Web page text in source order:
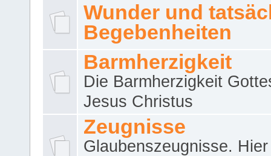
Wunder und
Begebenheiten
Barmherzigkeit
Die Barmherzigkeit
Jesus Christus
Zeugnisse
Glaubenszeugnisse.